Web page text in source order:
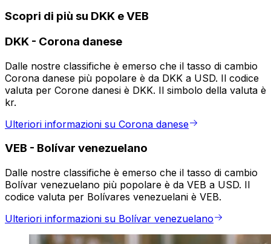
Scopri di più su DKK e VEB
DKK - Corona danese
Dalle nostre classifiche è emerso che il tasso di cambio
Corona danese più popolare è da DKK a USD. Il codice
valuta per Corone danesi è DKK. Il simbolo della valuta è
kr.
Ulteriori informazioni su Corona danese
VEB - Bolívar venezuelano
Dalle nostre classifiche è emerso che il tasso di cambio
Bolívar venezuelano più popolare è da VEB a USD. Il
codice valuta per Bolívares venezuelani è VEB.
Ulteriori informazioni su Bolívar venezuelano